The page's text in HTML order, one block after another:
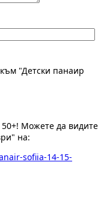
"Детски панаир
Можете да видите
на:
sofiia-14-15-